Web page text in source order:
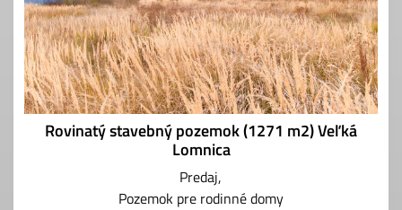
Rovinatý stavebný pozemok (1271 m2) Veľká
Lomnica
Predaj
Pozemok pre rodinné domy